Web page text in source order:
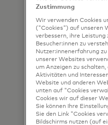
contacted by
marketing
understand
withdraw my
free of charge,
link provided in
I acknowledge
data will be
accordance with
Zustimmung
Wir verwenden Cookies
("Cookies") auf unseren
verbessern, ihre Leistung
Besucher:innen zu
Nutzer:innenerfahrung
unserer Websites
um Anzeigen zu
Aktivitäten und
Website und anderen
unten auf "Cookies
Cookies wir auf dieser
Sie können Ihre
Sie den Link "Cookies
Bildschirms nutzen (auf